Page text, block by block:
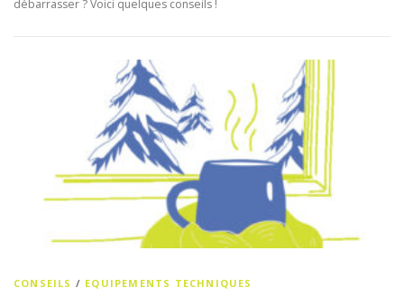
débarrasser ? Voici quelques conseils !
CONSEILS / EQUIPEMENTS TECHNIQUES